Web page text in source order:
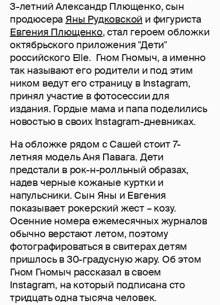
3-летний Александр Плющенко, сын
продюсера Яны Рудковской и фигуриста
Евгения Плющенко, стал героем обложки
октябрьского приложения "Дети"
российского Elle. Гном Гномыч, а именно
так называют его родители и под этим
ником ведут его страницу в Instagram,
принял участие в фотосессии для
издания. Гордые мама и папа поделились
новостью в своих Instagram-дневниках.
На обложке рядом с Сашей стоит 7-
летняя модель Аня Павага. Дети
предстали в рок-н-ролльный образах,
надев черные кожаные куртки и
напульсники. Сын Яны и Евгения
показывает рокерский жест – козу.
Осенние номера ежемесячных журналов
обычно верстают летом, поэтому
фотографироваться в свитерах детям
пришлось в 30-градусную жару. Об этом
Гном Гномыч рассказал в своем
Instagram, на который подписана сто
тридцать одна тысяча человек.